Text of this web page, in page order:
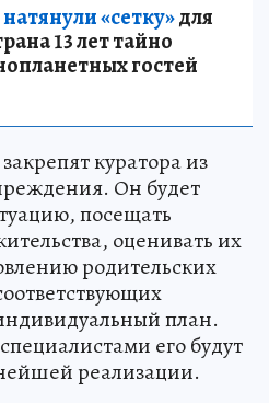
«сетку»для
13 лет тайно
гостей
куратора из
Он будет
посещать
оценивать их
родительских
план.
его будут
реализации.